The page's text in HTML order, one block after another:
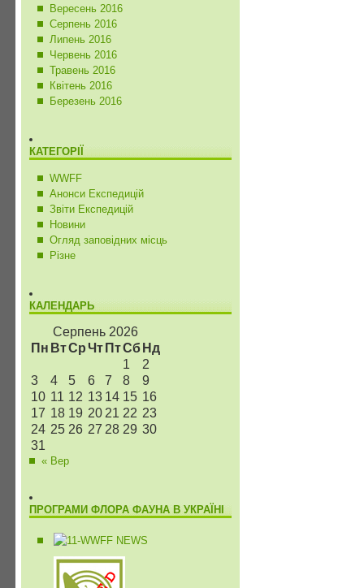
Вересень 2016
Серпень 2016
Липень 2016
Червень 2016
Травень 2016
Квітень 2016
Березень 2016
КАТЕГОРІЇ
WWFF
Анонси Експедицій
Звіти Експедицій
Новини
Огляд заповідних місць
Різне
КАЛЕНДАРЬ
Серпень 2026
Пн ВтСрЧт ПтСб Нд
1
2
3
4 5 6 7 8
9
10 11 12 13 14 15 16
17 18 19 20 21 22 23
24 25 26 27 28 29 30
31
« Вер
ПРОГРАМИ ФЛОРА ФАУНА В УКРАЇНІ